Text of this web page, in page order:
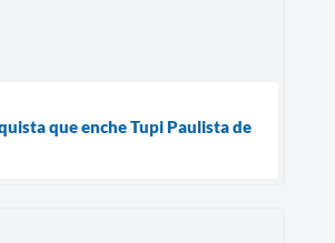
que enche Tupi Paulista de